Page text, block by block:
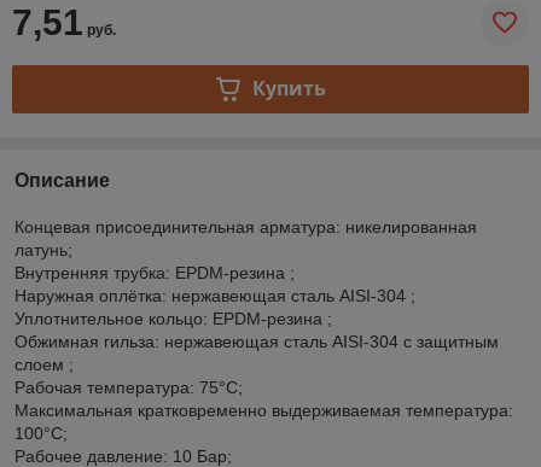
7,51 руб.
Купить
Описание
Концевая присоединительная арматура: никелированная
латунь;
Внутренняя трубка: EPDM-резина ;
Наружная оплётка: нержавеющая сталь AISI-304 ;
Уплотнительное кольцо: EPDM-резина ;
Обжимная гильза: нержавеющая сталь AISI-304 с защитным
слоем ;
Рабочая температура: 75°С;
Максимальная кратковременно выдерживаемая температура:
100°С;
Рабочее давление: 10 Бар;